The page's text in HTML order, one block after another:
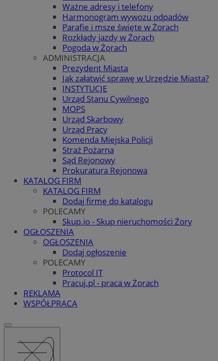
Ważne adresy i telefony
Harmonogram wywozu odpadów
Parafie i msze święte w Żorach
Rozkłady jazdy w Żorach
Pogoda w Żorach
ADMINISTRACJA
Prezydent Miasta
Jak załatwić sprawę w Urzędzie Miasta?
INSTYTUCJE
Urząd Stanu Cywilnego
MOPS
Urząd Skarbowy
Urząd Pracy
Komenda Miejska Policji
Straż Pożarna
Sąd Rejonowy
Prokuratura Rejonowa
KATALOG FIRM
KATALOG FIRM
Dodaj firmę do katalogu
POLECAMY
Skup.io - Skup nieruchomości Żory
OGŁOSZENIA
OGŁOSZENIA
Dodaj ogłoszenie
POLECAMY
Protocol IT
Pracuj.pl - praca w Żorach
REKLAMA
WSPÓŁPRACA